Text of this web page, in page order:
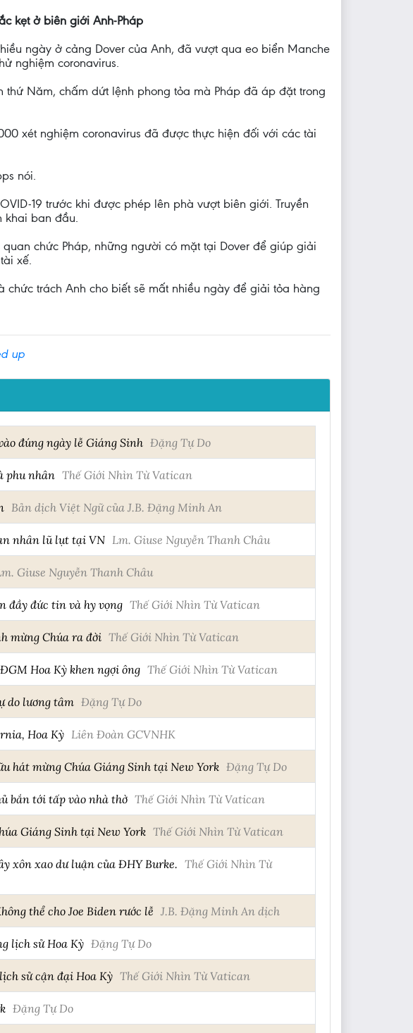
kẹt ở biên giới Anh-Pháp
ngày ở cảng Dover của Anh, đã vượt qua eo biển Manche
nghiệm coronavirus.
Năm, chấm dứt lệnh phong tỏa mà Pháp đã áp đặt trong
xét nghiệm coronavirus đã được thực hiện đối với các tài
nói.
19 trước khi được phép lên phà vượt biên giới. Truyền
ban đầu.
chức Pháp, những người có mặt tại Dover để giúp giải
xế.
trách Anh cho biết sẽ mất nhiều ngày để giải tỏa hàng
up
đúng ngày lễ Giáng Sinh Đặng Tự Do
phu nhân Thế Giới Nhìn Từ Vatican
Bản dịch Việt Ngữ của J.B. Đặng Minh An
nhân lũ lụt tại VN Lm. Giuse Nguyễn Thanh Châu
Giuse Nguyễn Thanh Châu
đầy đức tin và hy vọng Thế Giới Nhìn Từ Vatican
mừng Chúa ra đời Thế Giới Nhìn Từ Vatican
Hoa Kỳ khen ngợi ông Thế Giới Nhìn Từ Vatican
do lương tâm Đặng Tự Do
Hoa Kỳ Liên Đoàn GCVNHK
hát mừng Chúa Giáng Sinh tại New York Đặng Tự Do
bắn tới tấp vào nhà thờ Thế Giới Nhìn Từ Vatican
Giáng Sinh tại New York Thế Giới Nhìn Từ Vatican
xôn xao dư luận của ĐHY Burke. Thế Giới Nhìn Từ
thể cho Joe Biden rước lễ J.B. Đặng Minh An dịch
lịch sử Hoa Kỳ Đặng Tự Do
sử cận đại Hoa Kỳ Thế Giới Nhìn Từ Vatican
Đặng Tự Do